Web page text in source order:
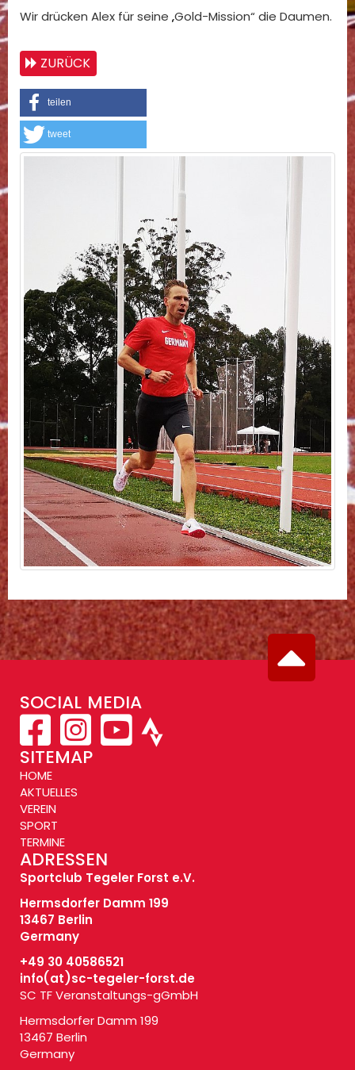
Wir drücken Alex für seine „Gold-Mission“ die Daumen.
ZURÜCK
teilen
tweet
SOCIAL MEDIA
SITEMAP
HOME
AKTUELLES
VEREIN
SPORT
TERMINE
ADRESSEN
Sportclub Tegeler Forst e.V.
Hermsdorfer Damm 199
13467 Berlin
Germany
+49 30 40586521
info(at)sc-tegeler-forst.de
SC TF Veranstaltungs-gGmbH
Hermsdorfer Damm 199
13467 Berlin
Germany